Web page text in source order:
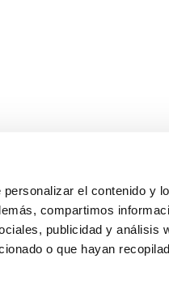
el contenido y
compartimos
publicidad y análisis
o que hayan